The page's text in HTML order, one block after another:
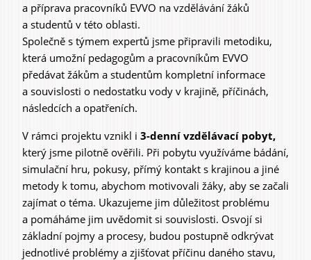
a příprava pracovníků EVVO na vzdělávání žáků
a studentů v této oblasti.
Společně s týmem expertů jsme připravili metodiku,
která umožní pedagogům a pracovníkům EVVO
předávat žákům a studentům kompletní informace
a souvislosti o nedostatku vody v krajině, příčinách,
následcích a opatřeních.
V rámci projektu vznikl i 3-denní vzdělávací pobyt,
který jsme pilotně ověřili. Při pobytu využíváme bádání,
simulační hru, pokusy, přímý kontakt s krajinou a jiné
metody k tomu, abychom motivovali žáky, aby se začali
zajímat o téma. Ukazujeme jim důležitost problému
a pomáháme jim uvědomit si souvislosti. Osvojí si
základní pojmy a procesy, budou postupně odkrývat
jednotlivé problémy a zjišťovat příčinu daného stavu,